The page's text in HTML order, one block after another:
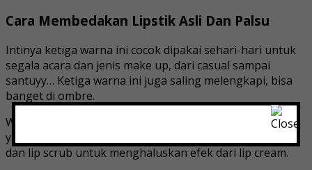
Cara Membedakan Lipstik Asli Dan Palsu
Intinya ketiga warna ini cocok dipakai sehari-hari untuk
segala acara dan jenis make up, dari casual sampai
santuyy… Ketiga warna ini juga saling melengkapi, bisa
banget di ombre.
Walaupun lip cream ini cukup bersahabat dengan bibir
yang kering, namun lebih baik menggunakan lip balm
dan lip scrub untuk menghaluskan efek dari lip cream.